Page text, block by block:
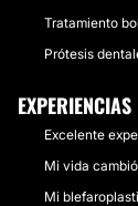
Tratamiento
Prótesis
EXPERIENCIAS
Excelente
Mi vida
Mi